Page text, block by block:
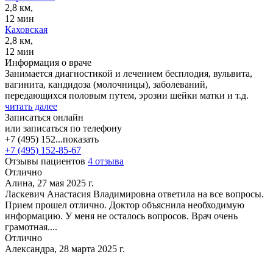
2,8 км,
12 мин
Каховская
2,8 км,
12 мин
Информация о враче
Занимается диагностикой и лечением бесплодия, вульвита,
вагинита, кандидоза (молочницы), заболеваний,
передающихся половым путем, эрозии шейки матки и т.д.
читать далее
Записаться онлайн
или записаться по телефону
+7 (495) 152...показать
+7 (495) 152-85-67
Отзывы пациентов 4 отзыва
Отлично
Алина, 27 мая 2025 г.
Ласкевич Анастасия Владимировна ответила на все вопросы.
Прием прошел отлично. Доктор объяснила необходимую
информацию. У меня не осталось вопросов. Врач очень
грамотная....
Отлично
Александра, 28 марта 2025 г.